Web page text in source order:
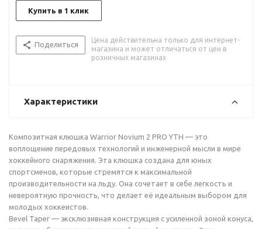
Купить в 1 клик
Поделиться
Цена действительна только для интернет-
магазина и может отличаться от цен в
розничных магазинах
Характеристики
Композитная клюшка Warrior Novium 2 PRO YTH — это
воплощение передовых технологий и инженерной мысли в мире
хоккейного снаряжения. Эта клюшка создана для юных
спортсменов, которые стремятся к максимальной
производительности на льду. Она сочетает в себе легкость и
невероятную прочность, что делает её идеальным выбором для
молодых хоккеистов.
Bevel Taper — эксклюзивная конструкция с усиленной зоной конуса,